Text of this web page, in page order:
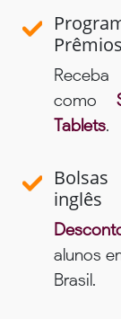
Prêmios
como
Tablets.
inglês
alunos
Brasil.